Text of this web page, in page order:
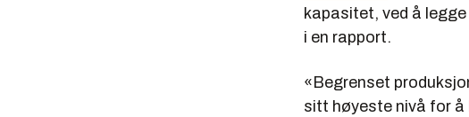
kapasitet, ved å
i en rapport.
«Begrenset
sitt høyeste nivå for å